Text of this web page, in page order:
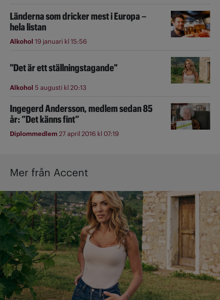
Länderna som dricker mest i Europa –
hela listan
Alkohol 19 januari kl 15:56
"Det är ett ställningstagande"
Alkohol 5 augusti kl 20:13
Ingegerd Andersson, medlem sedan 85
år: ”Det känns fint”
Diplommedlem27 april 2016 kl 07:19
Mer från Accent